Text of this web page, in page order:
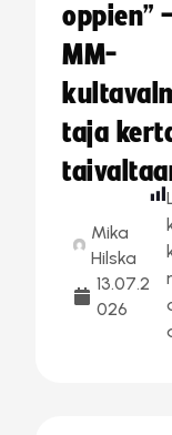
oppien”
MM-
taja
Mika
Hilska
13.07.2
026